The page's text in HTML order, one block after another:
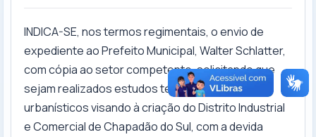
INDICA-SE, nos termos regimentais, o envio de
expediente ao Prefeito Municipal, Walter Schlatter,
com cópia ao setor competente, solicitando que
sejam realizados estudos técnicos, jurídicos e
urbanísticos visando à criação do Distrito Industrial
e Comercial de Chapadão do Sul, com a devida